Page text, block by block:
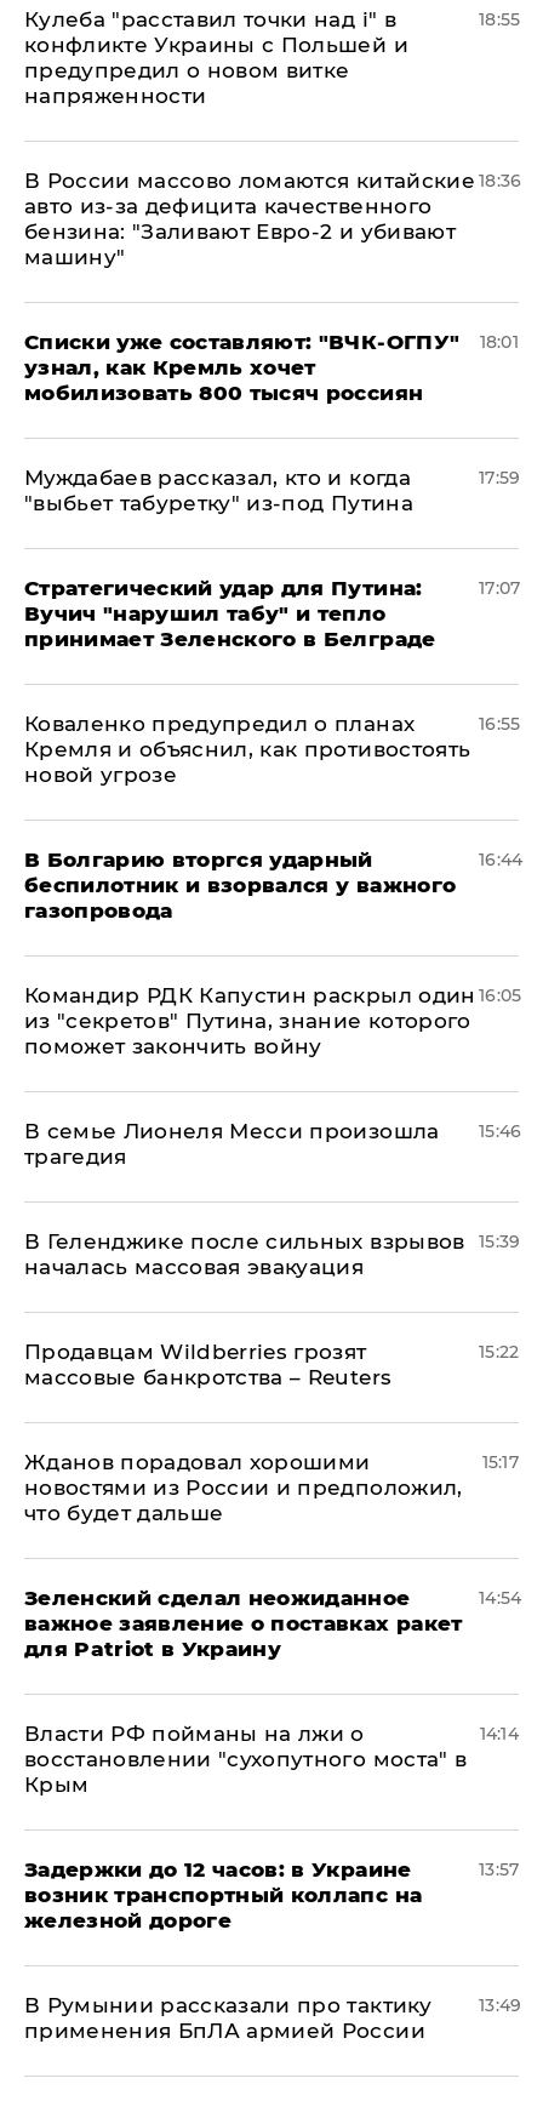
Кулеба "расставил точки над і" в
конфликте Украины с Польшей и
предупредил о новом витке
напряженности
18:55
В России массово ломаются китайские
авто из-за дефицита качественного
бензина: "Заливают Евро-2 и убивают
машину"
18:36
Списки уже составляют: "ВЧК-ОГПУ"
узнал, как Кремль хочет
мобилизовать 800 тысяч россиян
18:01
Муждабаев рассказал, кто и когда
"выбьет табуретку" из-под Путина
17:59
Стратегический удар для Путина:
Вучич "нарушил табу" и тепло
принимает Зеленского в Белграде
17:07
Коваленко предупредил о планах
Кремля и объяснил, как противостоять
новой угрозе
16:55
В Болгарию вторгся ударный
беспилотник и взорвался у важного
газопровода
16:44
Командир РДК Капустин раскрыл один
из "секретов" Путина, знание которого
поможет закончить войну
16:05
В семье Лионеля Месси произошла
трагедия
15:46
В Геленджике после сильных взрывов
началась массовая эвакуация
15:39
Продавцам Wildberries грозят
массовые банкротства – Reuters
15:22
Жданов порадовал хорошими
новостями из России и предположил,
что будет дальше
15:17
Зеленский сделал неожиданное
важное заявление о поставках ракет
для Patriot в Украину
14:54
Власти РФ пойманы на лжи о
восстановлении "сухопутного моста" в
Крым
14:14
Задержки до 12 часов: в Украине
возник транспортный коллапс на
железной дороге
13:57
В Румынии рассказали про тактику
применения БпЛА армией России
13:49